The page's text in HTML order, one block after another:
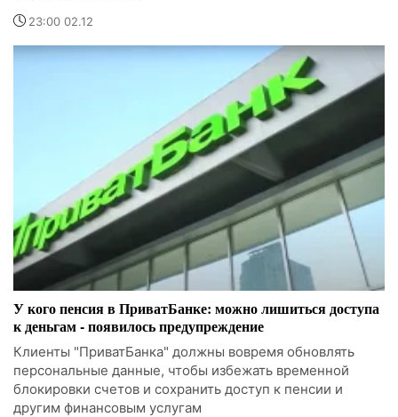
23:00 02.12
У кого пенсия в ПриватБанке: можно лишиться доступа
к деньгам - появилось предупреждение
Клиенты "ПриватБанка" должны вовремя обновлять
персональные данные, чтобы избежать временной
блокировки счетов и сохранить доступ к пенсии и
другим финансовым услугам